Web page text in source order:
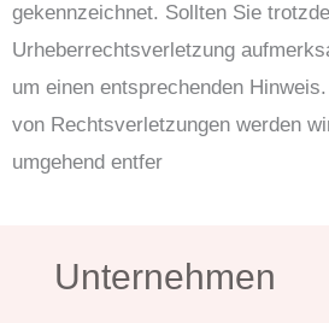
gekennzeichnet. Sollten Sie
Urheberrechtsverletzung
um einen entsprechenden
von Rechtsverletzungen werden
umgehend entfer
Unternehmen